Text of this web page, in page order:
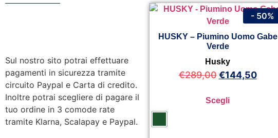
Sul nostro sito potrai effettuare
pagamenti in sicurezza tramite
circuito Paypal e Carta di credito.
Inoltre potrai scegliere di pagare il
tuo ordine in 3 comode rate
tramite Klarna, Scalapay e Paypal.
HUSKY – Piumino Uomo Gabe
Verde
Husky
€289,00 €144,50
Scegli
- 50%